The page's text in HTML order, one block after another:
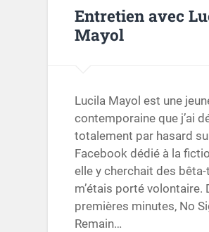
Entretien avec
Mayol
Lucila Mayol est une
contemporaine que j’ai
totalement par hasard
Facebook dédié à la
elle y cherchait des
m’étais porté volontaire.
premières minutes, No
Remain…